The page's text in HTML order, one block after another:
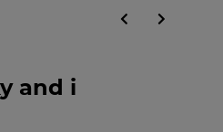
and i